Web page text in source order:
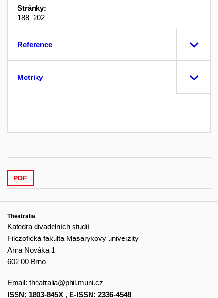
Stránky:
188–202
Reference
Metriky
PDF
Theatralia
Katedra divadelních studií
Filozofická fakulta Masarykovy univerzity
Arna Nováka 1
602 00 Brno
Email: theatralia@phil.muni.cz
ISSN: 1803-845X , E-ISSN: 2336-4548